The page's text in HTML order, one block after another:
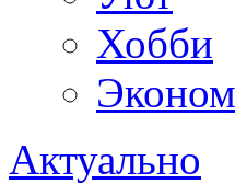
Хобби
Актуально